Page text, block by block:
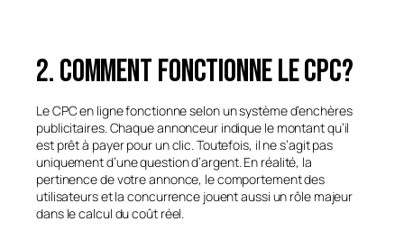
2. Comment fonctionne le CPC?
Le CPC en ligne fonctionne selon un système d’enchères
publicitaires. Chaque annonceur indique le montant qu’il
est prêt à payer pour un clic. Toutefois, il ne s’agit pas
uniquement d’une question d’argent. En réalité, la
pertinence de votre annonce, le comportement des
utilisateurs et la concurrence jouent aussi un rôle majeur
dans le calcul du coût réel.